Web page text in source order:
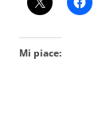
Mi piace: